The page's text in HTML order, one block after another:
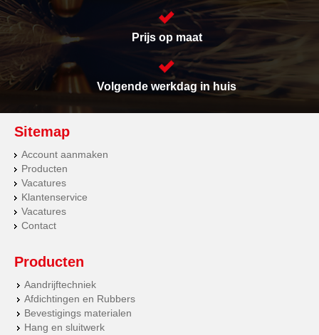
Prijs op maat
Volgende werkdag in huis
Sitemap
Account aanmaken
Producten
Vacatures
Klantenservice
Vacatures
Contact
Producten
Aandrijftechniek
Afdichtingen en Rubbers
Bevestigings materialen
Hang en sluitwerk